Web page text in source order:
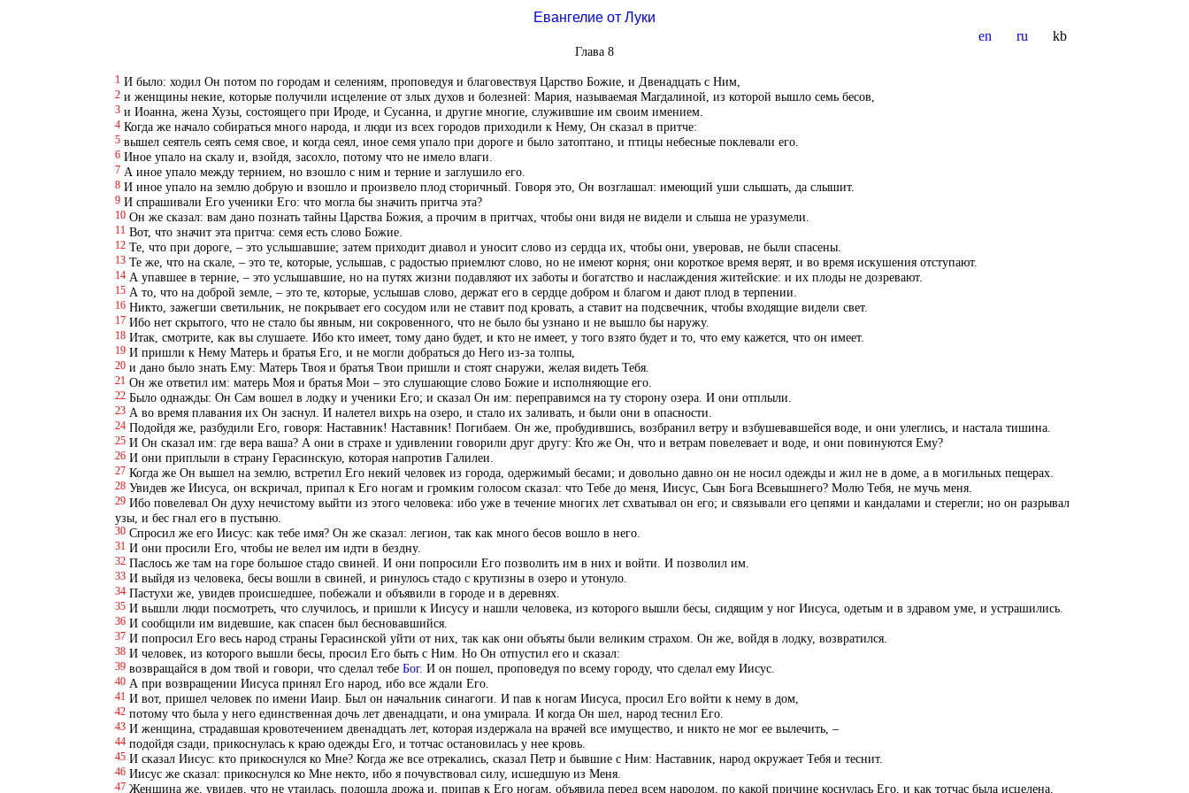
Евангелие от Луки
en
ru kb
Глава 8
1 И было: ходил Он потом по городам и селениям, проповедуя и благовествуя Царство Божие, и Двенадцать с Ним,
2 и женщины некие, которые получили исцеление от злых духов и болезней: Мария, называемая Магдалиной, из которой вышло семь бесов,
3 и Иоанна, жена Хузы, состоящего при Ироде, и Сусанна, и другие многие, служившие им своим имением.
4 Когда же начало собираться много народа, и люди из всех городов приходили к Нему, Он сказал в притче:
5 вышел сеятель сеять семя свое, и когда сеял, иное семя упало при дороге и было затоптано, и птицы небесные поклевали его.
6 Иное упало на скалу и, взойдя, засохло, потому что не имело влаги.
7 А иное упало между тернием, но взошло с ним и терние и заглушило его.
8 И иное упало на землю добрую и взошло и произвело плод сторичный. Говоря это, Он возглашал: имеющий уши слышать, да слышит.
9 И спрашивали Его ученики Его: что могла бы значить притча эта?
10 Он же сказал: вам дано познать тайны Царства Божия, а прочим в притчах, чтобы они видя не видели и слыша не уразумели.
11 Вот, что значит эта притча: семя есть слово Божие.
12 Те, что при дороге, – это услышавшие; затем приходит диавол и уносит слово из сердца их, чтобы они, уверовав, не были спасены.
13 Те же, что на скале, – это те, которые, услышав, с радостью приемлют слово, но не имеют корня; они короткое время верят, и во время искушения отступают.
14 А упавшее в терние, – это услышавшие, но на путях жизни подавляют их заботы и богатство и наслаждения житейские: и их плоды не дозревают.
15 А то, что на доброй земле, – это те, которые, услышав слово, держат его в сердце добром и благом и дают плод в терпении.
16 Никто, зажегши светильник, не покрывает его сосудом или не ставит под кровать, а ставит на подсвечник, чтобы входящие видели свет.
17 Ибо нет скрытого, что не стало бы явным, ни сокровенного, что не было бы узнано и не вышло бы наружу.
18 Итак, смотрите, как вы слушаете. Ибо кто имеет, тому дано будет, и кто не имеет, у того взято будет и то, что ему кажется, что он имеет.
19 И пришли к Нему Матерь и братья Его, и не могли добраться до Него из-за толпы,
20 и дано было знать Ему: Матерь Твоя и братья Твои пришли и стоят снаружи, желая видеть Тебя.
21 Он же ответил им: матерь Моя и братья Мои – это слушающие слово Божие и исполняющие его.
22 Было однажды: Он Сам вошел в лодку и ученики Его; и сказал Он им: переправимся на ту сторону озера. И они отплыли.
23 А во время плавания их Он заснул. И налетел вихрь на озеро, и стало их заливать, и были они в опасности.
24 Подойдя же, разбудили Его, говоря: Наставник! Наставник! Погибаем. Он же, пробудившись, возбранил ветру и взбушевавшейся воде, и они улеглись, и настала тишина.
25 И Он сказал им: где вера ваша? А они в страхе и удивлении говорили друг другу: Кто же Он, что и ветрам повелевает и воде, и они повинуются Ему?
26 И они приплыли в страну Герасинскую, которая напротив Галилеи.
27 Когда же Он вышел на землю, встретил Его некий человек из города, одержимый бесами; и довольно давно он не носил одежды и жил не в доме, а в могильных пещерах.
28 Увидев же Иисуса, он вскричал, припал к Его ногам и громким голосом сказал: что Тебе до меня, Иисус, Сын Бога Всевышнего? Молю Тебя, не мучь меня.
29 Ибо повелевал Он духу нечистому выйти из этого человека: ибо уже в течение многих лет схватывал он его; и связывали его цепями и кандалами и стерегли; но он разрывал
узы, и бес гнал его в пустыню.
30 Спросил же его Иисус: как тебе имя? Он же сказал: легион, так как много бесов вошло в него.
31 И они просили Его, чтобы не велел им идти в бездну.
32 Паслось же там на горе большое стадо свиней. И они попросили Его позволить им в них и войти. И позволил им.
33 И выйдя из человека, бесы вошли в свиней, и ринулось стадо с крутизны в озеро и утонуло.
34 Пастухи же, увидев происшедшее, побежали и объявили в городе и в деревнях.
35 И вышли люди посмотреть, что случилось, и пришли к Иисусу и нашли человека, из которого вышли бесы, сидящим у ног Иисуса, одетым и в здравом уме, и устрашились.
36 И сообщили им видевшие, как спасен был бесновавшийся.
37 И попросил Его весь народ страны Герасинской уйти от них, так как они объяты были великим страхом. Он же, войдя в лодку, возвратился.
38 И человек, из которого вышли бесы, просил Его быть с Ним. Но Он отпустил его и сказал:
39 возвращайся в дом твой и говори, что сделал тебе Бог. И он пошел, проповедуя по всему городу, что сделал ему Иисус.
40 А при возвращении Иисуса принял Его народ, ибо все ждали Его.
41 И вот, пришел человек по имени Иаир. Был он начальник синагоги. И пав к ногам Иисуса, просил Его войти к нему в дом,
42 потому что была у него единственная дочь лет двенадцати, и она умирала. И когда Он шел, народ теснил Его.
43 И женщина, страдавшая кровотечением двенадцать лет, которая издержала на врачей все имущество, и никто не мог ее вылечить, –
44 подойдя сзади, прикоснулась к краю одежды Его, и тотчас остановилась у нее кровь.
45 И сказал Иисус: кто прикоснулся ко Мне? Когда же все отрекались, сказал Петр и бывшие с Ним: Наставник, народ окружает Тебя и теснит.
46 Иисус же сказал: прикоснулся ко Мне некто, ибо я почувствовал силу, исшедшую из Меня.
47 Женщина же, увидев, что не утаилась, подошла дрожа и, припав к Его ногам, объявила перед всем народом, по какой причине коснулась Его, и как тотчас была исцелена.